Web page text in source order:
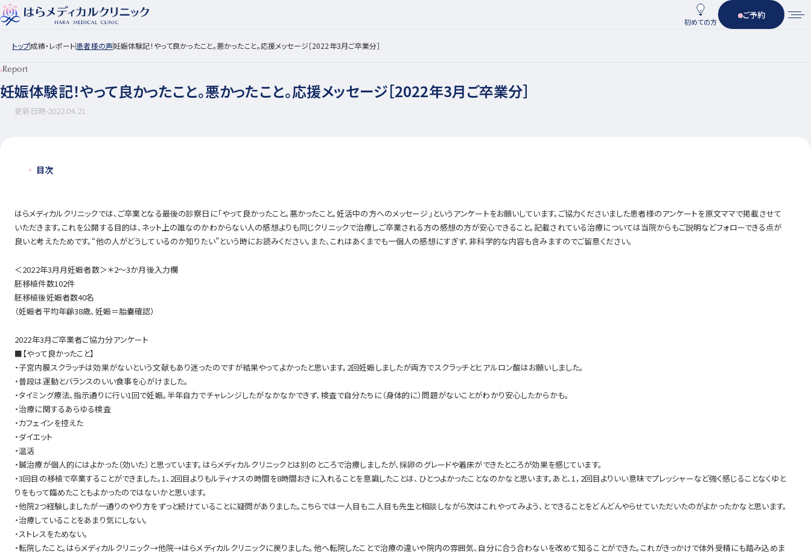
初めての方
ご予約
トップ成績・レポート患者様の声妊娠体験記！やって良かったこと。悪かったこと。応援メッセージ［2022年3月ご卒業分］
Report
妊娠体験記！やって良かったこと。悪かったこと。応援メッセージ［2022年3月ご卒業分］
更新日時2022.04.21
目次
はらメディカルクリニックでは、ご卒業となる最後の診察日に「やって良かったこと。悪かったこと。妊活中の方へのメッセージ」というアンケートをお願いしています。ご協力くださいました患者様のアンケートを原文ママで掲載させて
いただきます。これを公開する目的は、ネット上の誰なのかわからない人の感想よりも同じクリニックで治療しご卒業される方の感想の方が安心できること。記載されている治療については当院からもご説明などフォローできる点が
良いと考えたためです。“他の人がどうしているのか知りたい”という時にお読みください。また、これはあくまでも一個人の感想にすぎず、非科学的な内容も含みますのでご留意ください。
＜2022年3月月妊娠者数＞＊2～3か月後入力欄
胚移植件数102件
胚移植後妊娠者数40名
（妊娠者平均年齢38歳、妊娠＝胎嚢確認）
2022年3月ご卒業者ご協力分アンケート
■【やって良かったこと】
・子宮内膜スクラッチは効果がないという文献もあり迷ったのですが結果やってよかったと思います。2回妊娠しましたが両方でスクラッチとヒアルロン酸はお願いしました。
・普段は運動とバランスのいい食事を心がけました。
・タイミング療法、指示通りに行い1回で妊娠。半年自力でチャレンジしたがなかなかできず、検査で自分たちに（身体的に）問題がないことがわかり安心したからかも。
・治療に関するあらゆる検査
・カフェインを控えた
・ダイエット
・温活
・鍼治療が個人的にはよかった（効いた）と思っています。はらメディカルクリニックとは別のところで治療しましたが、採卵のグレードや着床ができたところが効果を感じています。
・3回目の移植で卒業することができました。1、2回目よりもルティナスの時間を8時間おきに入れることを意識したことは、ひとつよかったことなのかなと思います。あと、1，2回目よりいい意味でプレッシャーなど強く感じることなくゆと
りをもって臨めたこともよかったのではないかと思います。
・他院2つ経験しましたが一通りのやり方をずっと続けていることに疑問がありました。こちらでは一人目も二人目も先生と相談しながら次はこれやってみよう、とできることをどんどんやらせていただいたのがよかったかなと思います。
・治療していることをあまり気にしない。
・ストレスをためない。
・転院したこと。はらメディカルクリニック→他院→はらメディカルクリニックに戻りました。他へ転院したことで治療の違いや院内の雰囲気、自分に合う合わないを改めて知ることができた。これがきっかけで体外受精にも踏み込めま